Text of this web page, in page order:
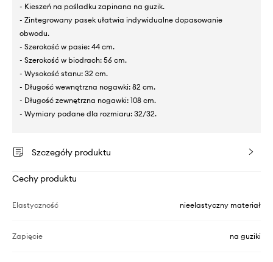
- Kieszeń na pośladku zapinana na guzik.
- Zintegrowany pasek ułatwia indywidualne dopasowanie
obwodu.
- Szerokość w pasie: 44 cm.
- Szerokość w biodrach: 56 cm.
- Wysokość stanu: 32 cm.
- Długość wewnętrzna nogawki: 82 cm.
- Długość zewnętrzna nogawki: 108 cm.
- Wymiary podane dla rozmiaru: 32/32.
Szczegóły produktu
Cechy produktu
Elastyczność nieelastyczny materiał
Zapięcie na guziki